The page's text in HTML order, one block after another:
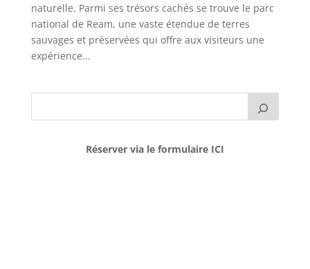
naturelle. Parmi ses trésors cachés se trouve le parc
national de Ream, une vaste étendue de terres
sauvages et préservées qui offre aux visiteurs une
expérience...
Réserver via le formulaire ICI